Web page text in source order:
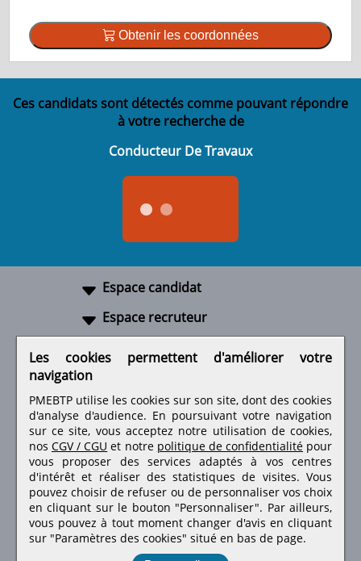
Obtenir les coordonnées
Ces candidats sont détectés comme pouvant répondre
à votre recherche de
Conducteur De Travaux
Espace candidat
Espace recruteur
Retrouvez-nous sur les réseaux sociaux
Les cookies permettent d'améliorer votre
navigation
PMEBTP utilise les cookies sur son site, dont des cookies
d'analyse d'audience. En poursuivant votre navigation
sur ce site, vous acceptez notre utilisation de cookies,
nos CGV / CGU et notre politique de confidentialité pour
vous proposer des services adaptés à vos centres
d'intérêt et réaliser des statistiques de visites.Vous
pouvez choisir de refuser ou de personnaliser vos choix
en cliquant sur le bouton "Personnaliser". Par ailleurs,
vous pouvez à tout moment changer d'avis en cliquant
sur "Paramètres des cookies" situé en bas de page.